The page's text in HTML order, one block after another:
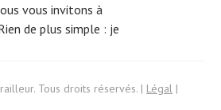
vous invitons à
de plus simple : je
Tous droits réservés. | Légal |